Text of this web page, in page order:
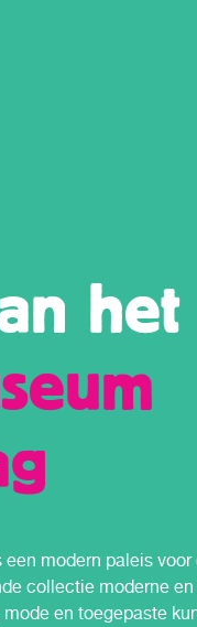
het
modern paleis voor
collectie moderne en
en toegepaste